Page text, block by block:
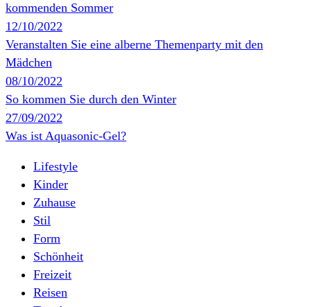
kommenden Sommer
12/10/2022
Veranstalten Sie eine alberne Themenparty mit den
Mädchen
08/10/2022
So kommen Sie durch den Winter
27/09/2022
Was ist Aquasonic-Gel?
Lifestyle
Kinder
Zuhause
Stil
Form
Schönheit
Freizeit
Reisen